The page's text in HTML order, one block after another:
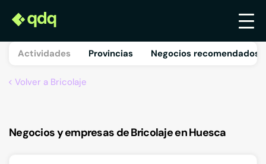
Actividades Provincias Negocios recomendados
Volver a Bricolaje
Negocios y empresas de Bricolaje en Huesca